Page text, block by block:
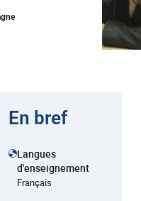
En bref
Langues
d'enseignement
Français